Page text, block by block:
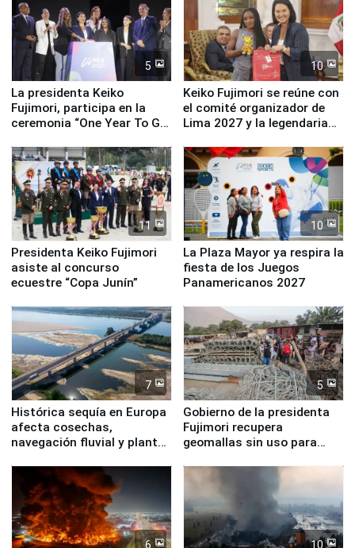
Serenazgo
5
La presidenta Keiko
Fujimori, participa en la
ceremonia “One Year To Go
10
Keiko Fujimori se reúne con
el comité organizador de
Lima 2027 y la legendaria
11
Presidenta Keiko Fujimori
asiste al concurso
ecuestre “Copa Junín”
10
La Plaza Mayor ya respira la
fiesta de los Juegos
Panamericanos 2027
7
Histórica sequía en Europa
afecta cosechas,
navegación fluvial y plantas
5
Gobierno de la presidenta
Fujimori recupera
geomallas sin uso para
Fenómeno El Niño
6 10